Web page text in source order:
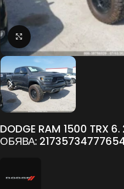
Click to enlarge
DODGE RAM 1500 TRX
ОБЯВА: